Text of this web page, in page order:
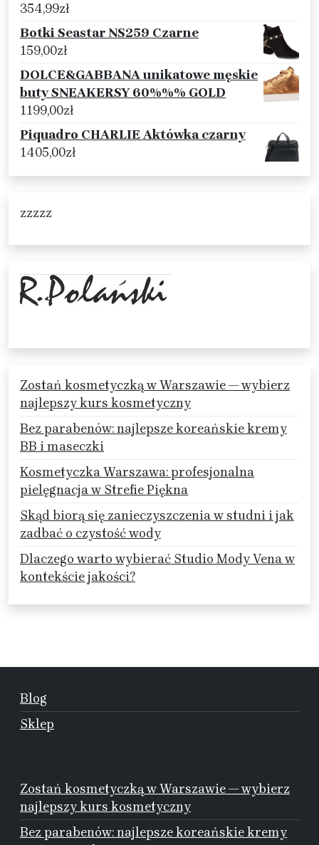
354,99zł
Botki Seastar NS259 Czarne
159,00zł
DOLCE&GABBANA unikatowe męskie
buty SNEAKERSY 60%%% GOLD
1199,00zł
Piquadro CHARLIE Aktówka czarny
1405,00zł
zzzzz
Zostań kosmetyczką w Warszawie — wybierz
najlepszy kurs kosmetyczny
Bez parabenów: najlepsze koreańskie kremy
BB i maseczki
Kosmetyczka Warszawa: profesjonalna
pielęgnacja w Strefie Piękna
Skąd biorą się zanieczyszczenia w studni i jak
zadbać o czystość wody
Dlaczego warto wybierać Studio Mody Vena w
kontekście jakości?
Blog
Sklep
Zostań kosmetyczką w Warszawie — wybierz
najlepszy kurs kosmetyczny
Bez parabenów: najlepsze koreańskie kremy